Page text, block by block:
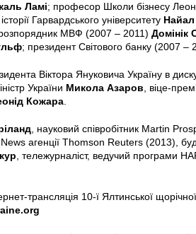
Ламі; професор Школи бізнесу
Гарвардського університету
МВФ (2007 – 2011) Домінік
; президент Світового банку (2007 –
Віктора Януковича Україну в
України Микола Азаров , віце-
Кожара
, науковий співробітник Martin
агенції Thomson Reuters (2013),
, тележурналіст, ведучий програми
трансляція 10-ї Ялтинської